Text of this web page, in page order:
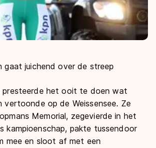
gaat juichend over de streep
presteerde het ooit te doen wat
vertoonde op de Weissensee. Ze
Memorial, zegevierde in het
kampioenschap, pakte tussendoor
mee en sloot af met een